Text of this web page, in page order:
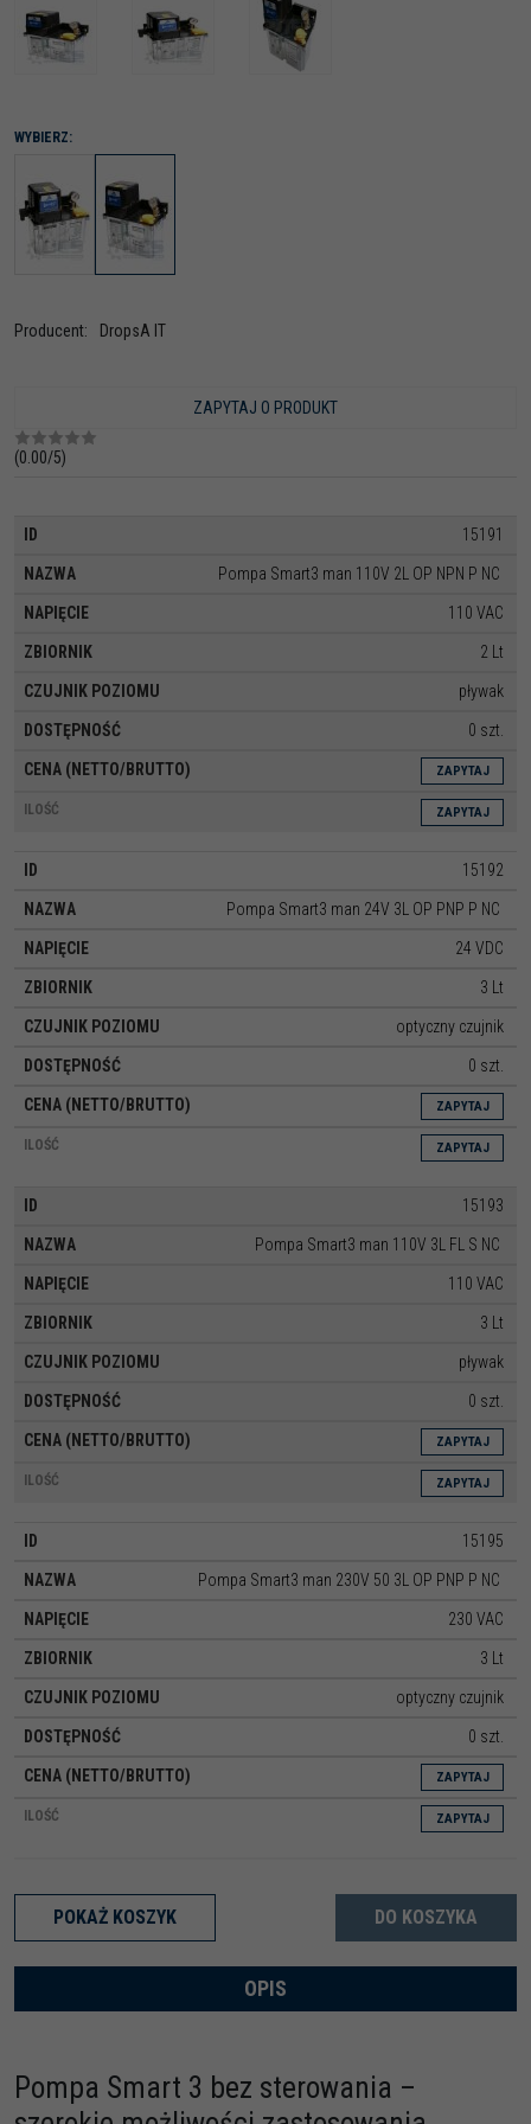
WYBIERZ:
Producent: DropsA IT
ZAPYTAJ O PRODUKT
(0.00/5)
15191
Pompa Smart3 man 110V 2L OP NPN P NC
110 VAC
2 Lt
pływak
0 szt.
ZAPYTAJ
ZAPYTAJ
15192
Pompa Smart3 man 24V 3L OP PNP P NC
24 VDC
3 Lt
optyczny czujnik
0 szt.
ZAPYTAJ
ZAPYTAJ
15193
Pompa Smart3 man 110V 3L FL S NC
110 VAC
3 Lt
pływak
0 szt.
ZAPYTAJ
ZAPYTAJ
15195
Pompa Smart3 man 230V 50 3L OP PNP P NC
230 VAC
3 Lt
optyczny czujnik
0 szt.
ZAPYTAJ
ZAPYTAJ
POKAŻ KOSZYK DO KOSZYKA
OPIS
Pompa Smart 3 bez sterowania –